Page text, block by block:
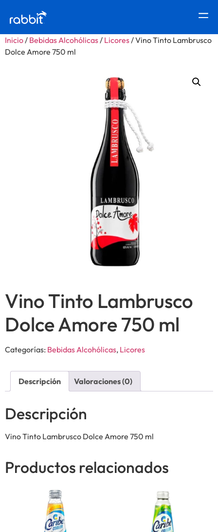
Inicio/ Bebidas Alcohólicas/ Licores/ Vino Tinto Lambrusco
Dolce Amore 750 ml
Vino Tinto Lambrusco
Dolce Amore 750 ml
Categorías: Bebidas Alcohólicas, Licores
Descripción Valoraciones (0)
Descripción
Vino Tinto Lambrusco Dolce Amore 750 ml
Productos relacionados